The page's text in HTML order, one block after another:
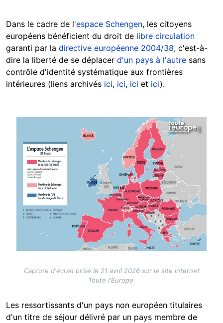
Dans le cadre de l'espace Schengen, les citoyens
européens bénéficient du droit de libre circulation
garanti par la directive européenne 2004/38, c'est-à-
dire la liberté de se déplacer d'un pays à l'autre sans
contrôle d'identité systématique aux frontières
intérieures (liens archivés ici, ici, ici et ici).
Capture d'écran prise le 21 avril 2026 sur le site internet
Toute l'Europe.
Les ressortissants d'un pays non européen titulaires
d'un titre de séjour délivré par un pays membre de